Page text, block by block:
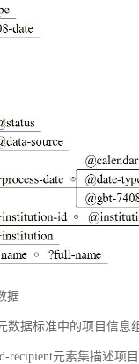
据
据标准中的项目信息
recipient元素集描述项